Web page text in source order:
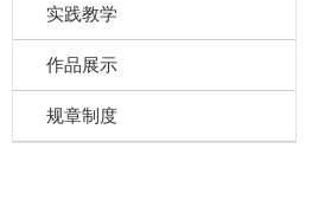
实践教学
作品展示
规章制度